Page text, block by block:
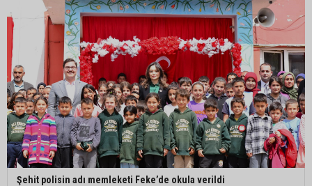
Şehit polisin adı memleketi Feke’de okula verildi